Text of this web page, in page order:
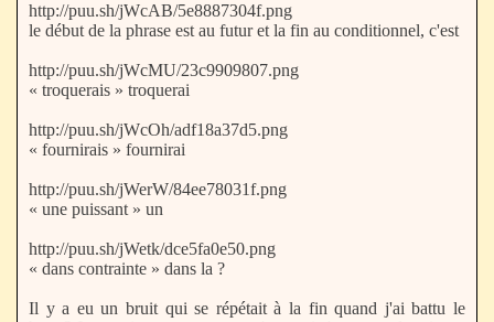
http://puu.sh/jWcAB/5e8887304f.png
le début de la phrase est au futur et la fin au conditionnel, c'est
http://puu.sh/jWcMU/23c9909807.png
« troquerais » troquerai
http://puu.sh/jWcOh/adf18a37d5.png
« fournirais » fournirai
http://puu.sh/jWerW/84ee78031f.png
« une puissant » un
http://puu.sh/jWetk/dce5fa0e50.png
« dans contrainte » dans la ?
Il y a eu un bruit qui se répétait à la fin quand j'ai battu le